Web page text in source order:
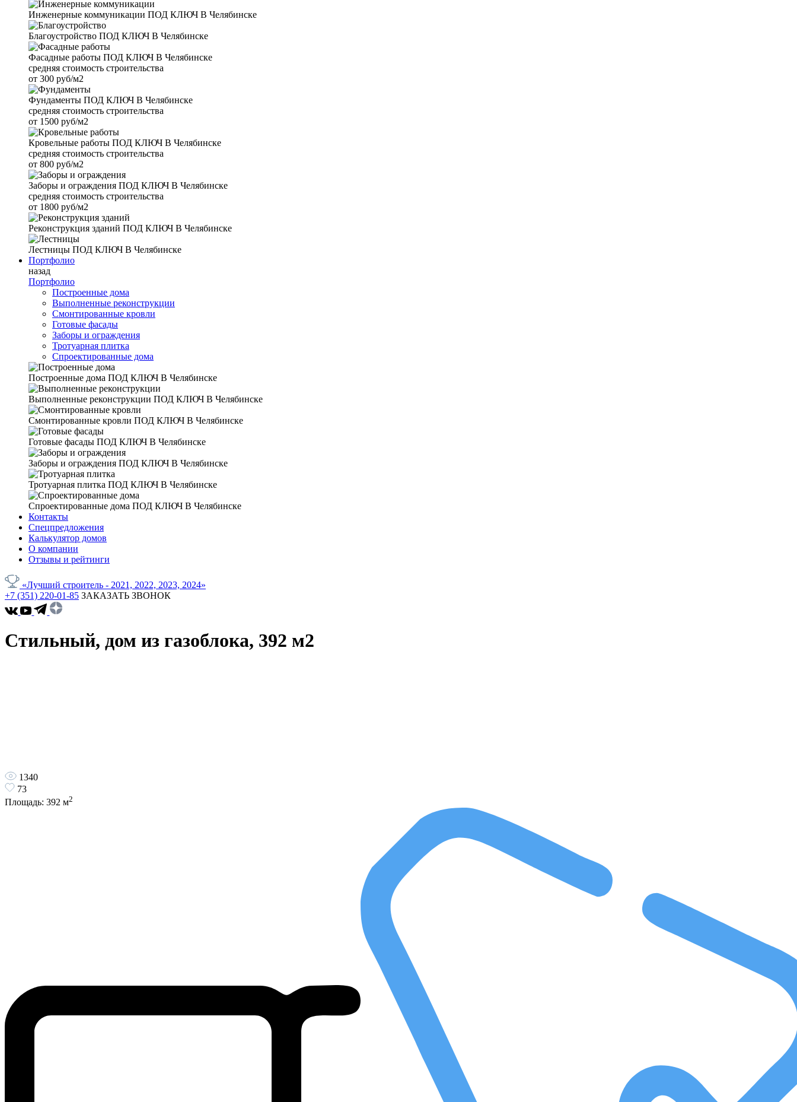
Инженерные коммуникации ПОД КЛЮЧ В Челябинске
Благоустройство ПОД КЛЮЧ В Челябинске
Фасадные работы ПОД КЛЮЧ В Челябинске
средняя стоимость строительства
от 300 руб/м2
Фундаменты ПОД КЛЮЧ В Челябинске
средняя стоимость строительства
от 1500 руб/м2
Кровельные работы ПОД КЛЮЧ В Челябинске
средняя стоимость строительства
от 800 руб/м2
Заборы и ограждения ПОД КЛЮЧ В Челябинске
средняя стоимость строительства
от 1800 руб/м2
Реконструкция зданий ПОД КЛЮЧ В Челябинске
Лестницы ПОД КЛЮЧ В Челябинске
Портфолио
назад
Портфолио
Построенные дома
Выполненные реконструкции
Смонтированные кровли
Готовые фасады
Заборы и ограждения
Тротуарная плитка
Спроектированные дома
Построенные дома ПОД КЛЮЧ В Челябинске
Выполненные реконструкции ПОД КЛЮЧ В Челябинске
Смонтированные кровли ПОД КЛЮЧ В Челябинске
Готовые фасады ПОД КЛЮЧ В Челябинске
Заборы и ограждения ПОД КЛЮЧ В Челябинске
Тротуарная плитка ПОД КЛЮЧ В Челябинске
Спроектированные дома ПОД КЛЮЧ В Челябинске
Контакты
Спецпредложения
Калькулятор домов
О компании
Отзывы и рейтинги
«Лучший строитель - 2021, 2022, 2023, 2024»
+7 (351) 220-01-85 ЗАКАЗАТЬ ЗВОНОК
Стильный, дом из газоблока, 392 м2
1340
73
Площадь: 392 м2